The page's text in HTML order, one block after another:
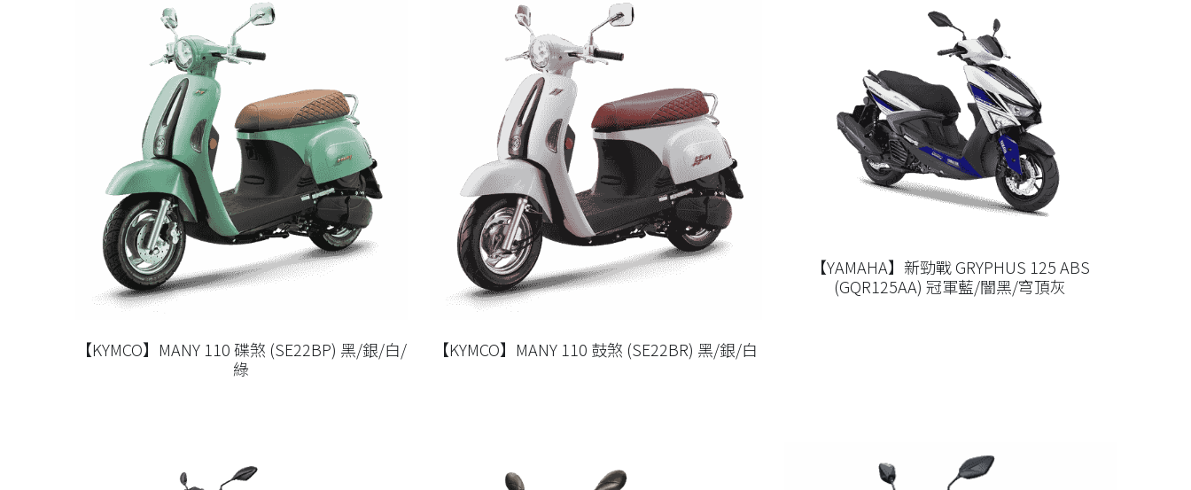
【KYMCO】MANY 110 碟煞 (SE22BP) 黑/銀/白/
綠
【KYMCO】MANY 110 鼓煞 (SE22BR) 黑/銀/白
【YAMAHA】新勁戰 GRYPHUS 125 ABS
(GQR125AA) 冠軍藍/闇黑/穹頂灰